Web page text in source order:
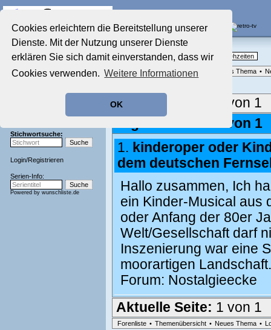
Cookies erleichtern die Bereitstellung unserer
Dienste. Mit der Nutzung unserer Dienste
erklären Sie sich damit einverstanden, dass wir
Cookies verwenden. Weitere Informationen
OK
Startseite
Aktuelles Forum
Film-Forum
Zeichentrick-Forum
Stichwortsuche:
Login/Registrieren
Serien-Info:
Powered by wunschliste.de
Nostalgieecke
TV-Erinnerungen an gute, alte Fernsehzeiten
Forenliste • Themenübersicht Neues Thema •
Aktuelle Seite:
1 von 1
Ergebnisse 1 - 1 von 1
1. kinderoper oder
dem deutschen
Hallo zusammen, Ich
ein Kinder-Musical aus
oder Anfang der 80er
Welt/Gesellschaft darf
Inszenierung war eine
moorartigen
Forum: Nostalgieecke
Aktuelle Seite: 1 von 1
Forenliste • Themenübersicht • Neues Thema •